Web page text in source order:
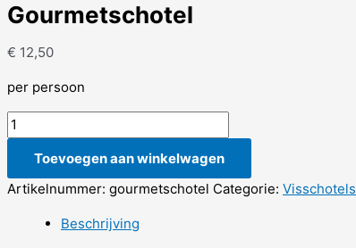
Gourmetschotel
€ 12,50
per persoon
Gourmetschotel
aantal
Toevoegen aan winkelwagen
Artikelnummer: gourmetschotel Categorie: Visschotels
Beschrijving